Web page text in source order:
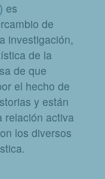
es
de
investigación,
de la
de que
el hecho de
y están
relación activa
los diversos